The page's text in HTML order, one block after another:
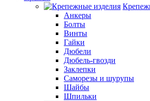
Анкеры
Болты
Винты
Гайки
Дюбели
Дюбель-гвозди
Заклепки
Саморезы и шурупы
Шайбы
Шпильки